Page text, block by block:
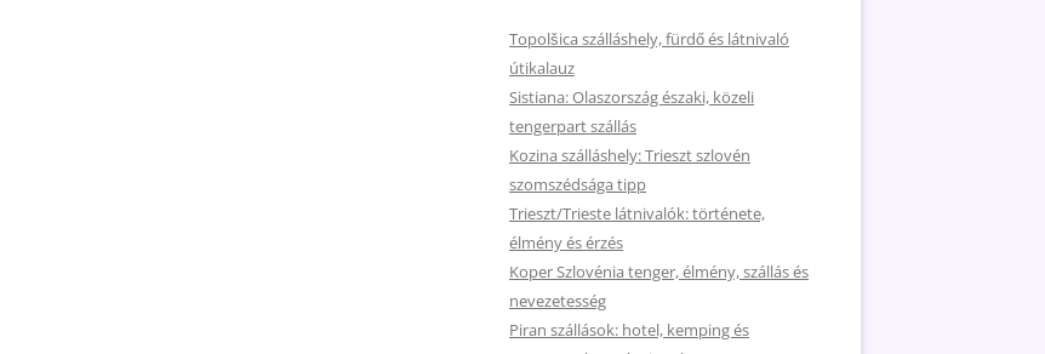
Topolšica szálláshely, fürdő és látnivaló
útikalauz
Sistiana: Olaszország északi, közeli
tengerpart szállás
Kozina szálláshely: Trieszt szlovén
szomszédsága tipp
Trieszt/Trieste látnivalók: története,
élmény és érzés
Koper Szlovénia tenger, élmény, szállás és
nevezetesség
Piran szállások: hotel, kemping és